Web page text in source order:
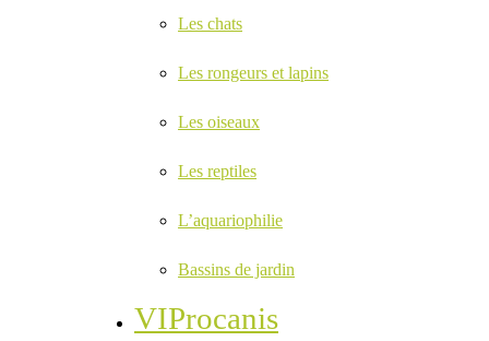
Les chats
Les rongeurs et lapins
Les oiseaux
Les reptiles
L’aquariophilie
Bassins de jardin
VIProcanis